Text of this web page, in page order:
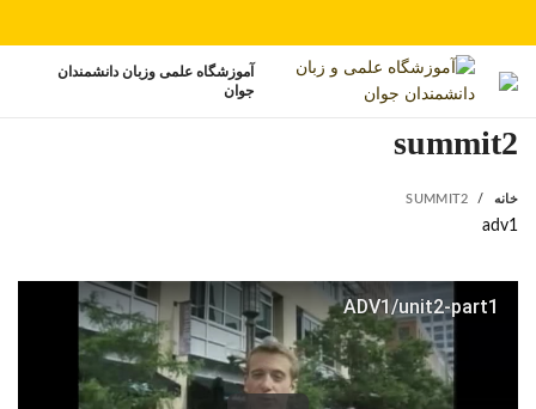
آموزشگاه علمی وزبان دانشمندان
جوان
summit2
خانه SUMMIT2
adv1